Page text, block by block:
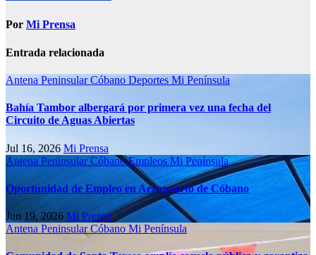
Por Mi Prensa
Entrada relacionada
Antena PeninsularCóbano Deportes Mi Península
Bahía Tambor albergará por primera vez una fecha del
Circuito de Aguas Abiertas
Jul 16, 2026 Mi Prensa
Antena PeninsularCóbanoEmpleos Mi Península
Oportunidad de Empleo en Aeropuerto de Cóbano
Jun 19, 2026 Mi Prensa
Antena PeninsularCóbano Mi Península